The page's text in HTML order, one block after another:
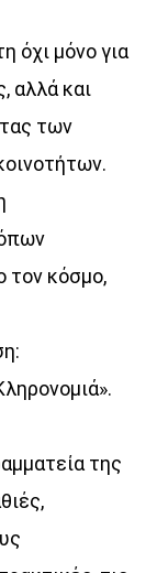
όχι μόνο για
αλλά και
των
τον κόσμο,
της